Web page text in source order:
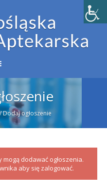
Dodaj ogłoszenie
dodawać ogłoszenia.
aby się zalogować.